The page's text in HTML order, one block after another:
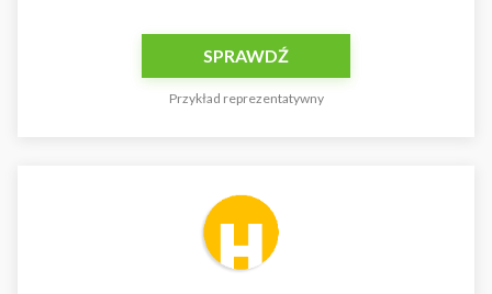
SPRAWDŹ
Przykład reprezentatywny